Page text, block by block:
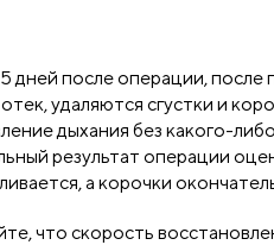
дней после операции, после
удаляются сгустки и
дыхания без какого-
результат операции
а корочки
что скорость